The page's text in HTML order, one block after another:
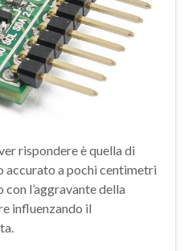
rispondere è quella di
accurato a pochi centimetri
l’aggravante della
influenzando il